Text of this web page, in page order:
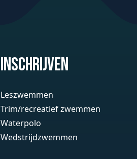
Inschrijven
Leszwemmen
Trim/recreatief zwemmen
Waterpolo
Wedstrijdzwemmen